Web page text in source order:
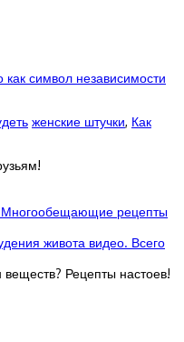
как символ независимости
женские штучки, Как
рецепты
живота видео. Всего
Рецепты настоев!